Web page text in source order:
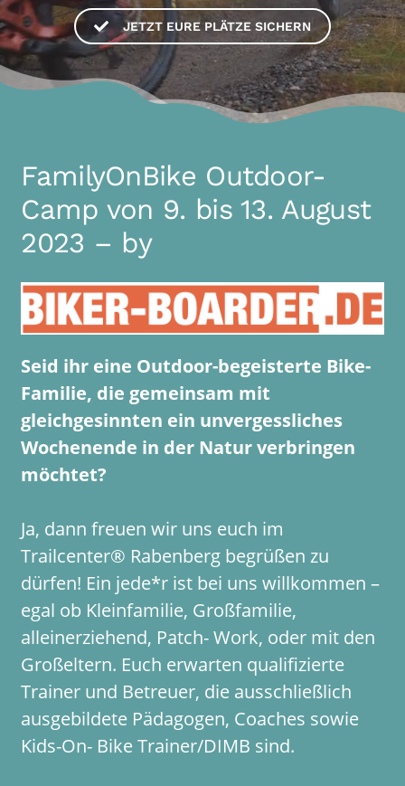
JETZT EURE PLÄTZE SICHERN
FamilyOnBike Outdoor-
Camp von 9. bis 13. August
2023 – by
Seid ihr eine Outdoor-begeisterte Bike-
Familie, die gemeinsam mit
gleichgesinnten ein unvergessliches
Wochenende in der Natur verbringen
möchtet?
Ja, dann freuen wir uns euch im
Trailcenter® Rabenberg begrüßen zu
dürfen! Ein jede*r ist bei uns willkommen –
egal ob Kleinfamilie, Großfamilie,
alleinerziehend, Patch- Work, oder mit den
Großeltern. Euch erwarten qualifizierte
Trainer und Betreuer, die ausschließlich
ausgebildete Pädagogen, Coaches sowie
Kids-On- Bike Trainer/DIMB sind.